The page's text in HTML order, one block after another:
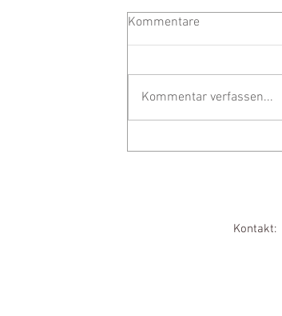
Kommentare
Kommentar verfassen...
Kontakt: